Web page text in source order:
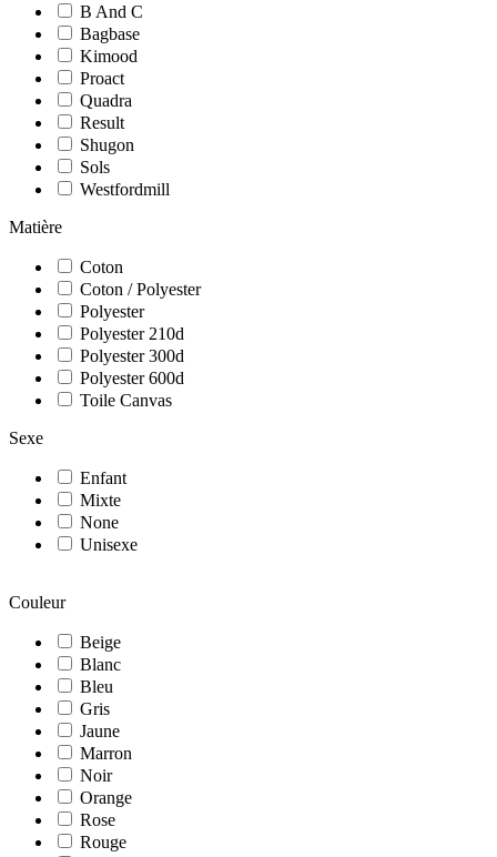
B And C
Bagbase
Kimood
Proact
Quadra
Result
Shugon
Sols
Westfordmill
Matière
Coton
Coton / Polyester
Polyester
Polyester 210d
Polyester 300d
Polyester 600d
Toile Canvas
Sexe
Enfant
Mixte
None
Unisexe
Couleur
Beige
Blanc
Bleu
Gris
Jaune
Marron
Noir
Orange
Rose
Rouge